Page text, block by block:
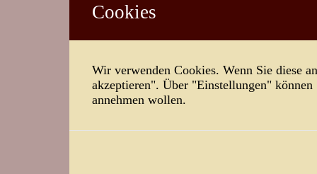
Cookies
Wir verwenden Cookies. Wenn Sie diese
akzeptieren". Über "Einstellungen"
annehmen wollen.